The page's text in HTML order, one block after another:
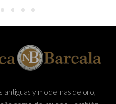
y modernas de oro,